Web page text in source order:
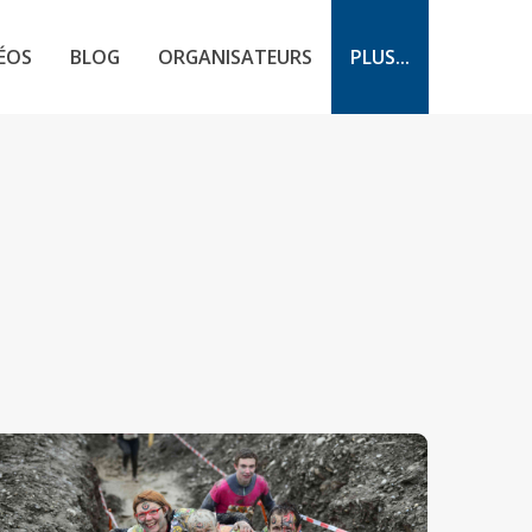
BLOG ORGANISATEURS PLUS...